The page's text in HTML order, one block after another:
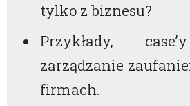
tylko z biznesu?
Przykłady,
zarządzanie
firmach.